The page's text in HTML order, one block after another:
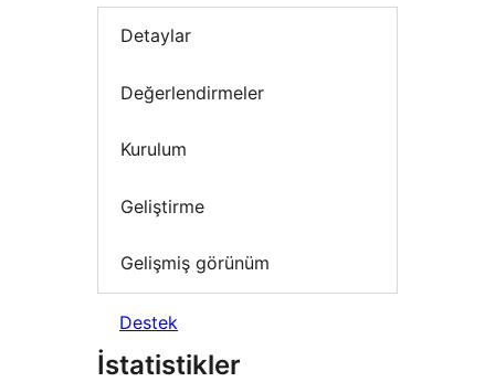
Detaylar
Değerlendirmeler
Kurulum
Geliştirme
Gelişmiş görünüm
Destek
İstatistikler